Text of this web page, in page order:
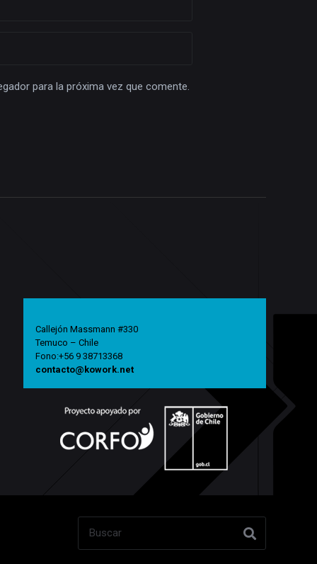
para la próxima vez que comente.
Callejón Massmann #330
Temuco – Chile
Fono:+56 9 38713368
contacto@kowork.net